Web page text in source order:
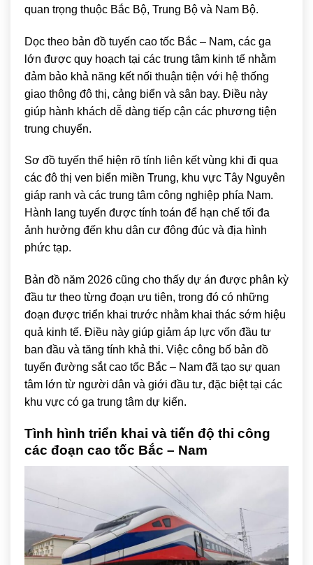
quan trọng thuộc Bắc Bộ, Trung Bộ và Nam Bộ.
Dọc theo bản đồ tuyến cao tốc Bắc – Nam, các ga
lớn được quy hoạch tại các trung tâm kinh tế nhằm
đảm bảo khả năng kết nối thuận tiện với hệ thống
giao thông đô thị, cảng biển và sân bay. Điều này
giúp hành khách dễ dàng tiếp cận các phương tiện
trung chuyển.
Sơ đồ tuyến thể hiện rõ tính liên kết vùng khi đi qua
các đô thị ven biển miền Trung, khu vực Tây Nguyên
giáp ranh và các trung tâm công nghiệp phía Nam.
Hành lang tuyến được tính toán để hạn chế tối đa
ảnh hưởng đến khu dân cư đông đúc và địa hình
phức tạp.
Bản đồ năm 2026 cũng cho thấy dự án được phân kỳ
đầu tư theo từng đoạn ưu tiên, trong đó có những
đoạn được triển khai trước nhằm khai thác sớm hiệu
quả kinh tế. Điều này giúp giảm áp lực vốn đầu tư
ban đầu và tăng tính khả thi. Việc công bố bản đồ
tuyến đường sắt cao tốc Bắc – Nam đã tạo sự quan
tâm lớn từ người dân và giới đầu tư, đặc biệt tại các
khu vực có ga trung tâm dự kiến.
Tình hình triển khai và tiến độ thi công
các đoạn cao tốc Bắc – Nam